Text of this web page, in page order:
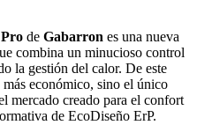
de Gabarron es una nueva
combina un minucioso control
la gestión del calor. De este
económico, sino el único
mercado creado para el confort
de EcoDiseño ErP.